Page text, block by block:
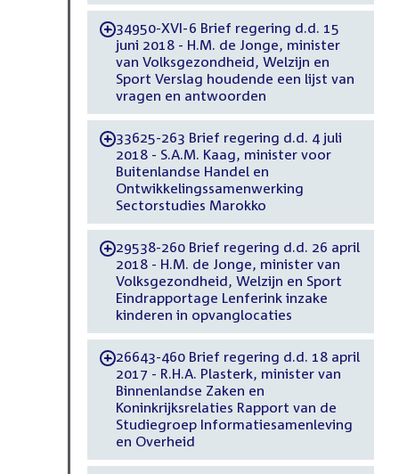
-34950-XVI-6 Brief regering d.d. 15
juni 2018 - H.M. de Jonge, minister
van Volksgezondheid, Welzijn en
Sport Verslag houdende een lijst van
vragen en antwoorden
-33625-263 Brief regering d.d. 4 juli
2018 - S.A.M. Kaag, minister voor
Buitenlandse Handel en
Ontwikkelingssamenwerking
Sectorstudies Marokko
-29538-260 Brief regering d.d. 26 april
2018 - H.M. de Jonge, minister van
Volksgezondheid, Welzijn en Sport
Eindrapportage Lenferink inzake
kinderen in opvanglocaties
-26643-460 Brief regering d.d. 18 april
2017 - R.H.A. Plasterk, minister van
Binnenlandse Zaken en
Koninkrijksrelaties Rapport van de
Studiegroep Informatiesamenleving
en Overheid